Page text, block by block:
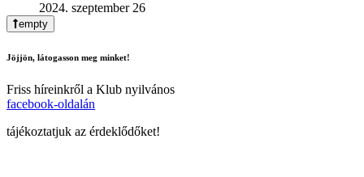
2024. szeptember 26
empty
Jöjjön, látogasson meg minket!
Friss híreinkről a Klub nyilvános
facebook-oldalán
tájékoztatjuk az érdeklődőket!